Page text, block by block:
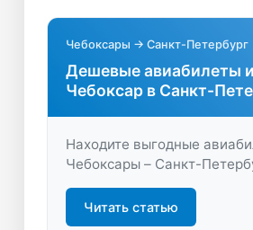
Чебоксары → Санкт-Петербург
Дешевые авиабилеты
Чебоксар в Санкт-
Находите выгодные
Чебоксары – Санкт-
цены, выберите удобные
путешествуйте с
Читать статью